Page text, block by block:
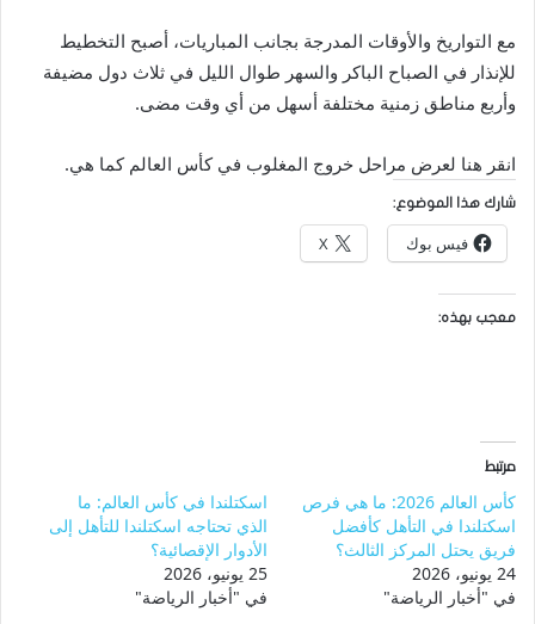
مع التواريخ والأوقات المدرجة بجانب المباريات، أصبح التخطيط
للإنذار في الصباح الباكر والسهر طوال الليل في ثلاث دول مضيفة
وأربع مناطق زمنية مختلفة أسهل من أي وقت مضى.
انقر هنا لعرض مراحل خروج المغلوب في كأس العالم كما هي.
شارك هذا الموضوع:
فيس بوك X
معجب بهذه:
مرتبط
كأس العالم 2026: ما هي فرص
اسكتلندا في التأهل كأفضل
فريق يحتل المركز الثالث؟
24 يونيو، 2026
في "أخبار الرياضة"
اسكتلندا في كأس العالم: ما
الذي تحتاجه اسكتلندا للتأهل إلى
الأدوار الإقصائية؟
25 يونيو، 2026
في "أخبار الرياضة"